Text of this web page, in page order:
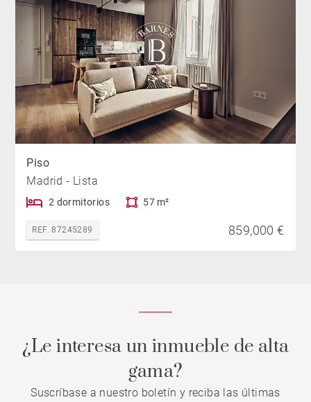
Piso
Madrid - Lista
2 dormitorios 57 m²
REF. 87245289 859,000 €
¿Le interesa un inmueble de alta
gama?
Suscríbase a nuestro boletín y reciba las últimas